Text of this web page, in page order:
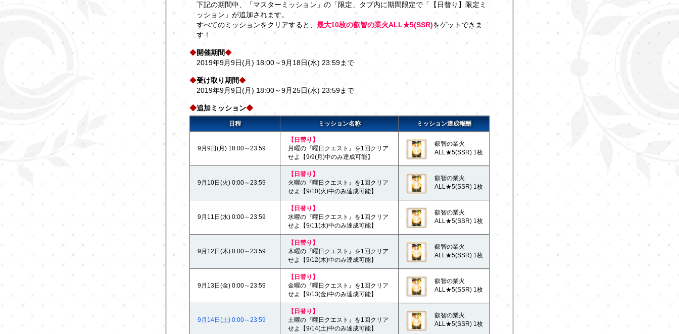
下記の期間中、「マスターミッション」の「限定」タブ内に期間限定で「【日替り】限定ミ
ッション」が追加されます。
すべてのミッションをクリアすると、最大10枚の叡智の業火ALL★5(SSR)をゲットできま
す！
◆開催期間◆
2019年9月9日(月) 18:00～9月18日(水) 23:59まで
◆受け取り期間◆
2019年9月9日(月) 18:00～9月25日(水) 23:59まで
◆追加ミッション◆
日程 ミッション名称 ミッション達成報酬
9月9日(月) 18:00～23:59
【日替り】
月曜の『曜日クエスト』を1回クリア
せよ【9/9(月)中のみ達成可能】
叡智の業火
ALL★5(SSR) 1枚
9月10日(火) 0:00～23:59
【日替り】
火曜の『曜日クエスト』を1回クリア
せよ【9/10(火)中のみ達成可能】
叡智の業火
ALL★5(SSR) 1枚
9月11日(水) 0:00～23:59
【日替り】
水曜の『曜日クエスト』を1回クリア
せよ【9/11(水)中のみ達成可能】
叡智の業火
ALL★5(SSR) 1枚
9月12日(木) 0:00～23:59
【日替り】
木曜の『曜日クエスト』を1回クリア
せよ【9/12(木)中のみ達成可能】
叡智の業火
ALL★5(SSR) 1枚
9月13日(金) 0:00～23:59
【日替り】
金曜の『曜日クエスト』を1回クリア
せよ【9/13(金)中のみ達成可能】
叡智の業火
ALL★5(SSR) 1枚
9月14日(土) 0:00～23:59
【日替り】
土曜の『曜日クエスト』を1回クリア
せよ【9/14(土)中のみ達成可能】
叡智の業火
ALL★5(SSR) 1枚